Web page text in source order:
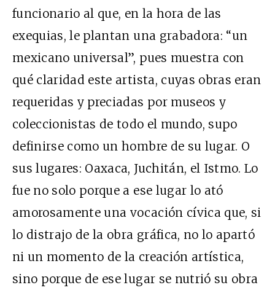
funcionario al que, en la hora de las
exequias, le plantan una grabadora: “un
mexicano universal”, pues muestra con
qué claridad este artista, cuyas obras eran
requeridas y preciadas por museos y
coleccionistas de todo el mundo, supo
definirse como un hombre de su lugar. O
sus lugares: Oaxaca, Juchitán, el Istmo. Lo
fue no solo porque a ese lugar lo ató
amorosamente una vocación cívica que, si
lo distrajo de la obra gráfica, no lo apartó
ni un momento de la creación artística,
sino porque de ese lugar se nutrió su obra